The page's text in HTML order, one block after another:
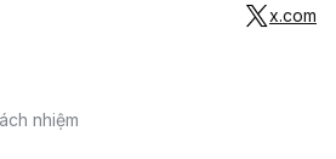
x.com
nhiệm